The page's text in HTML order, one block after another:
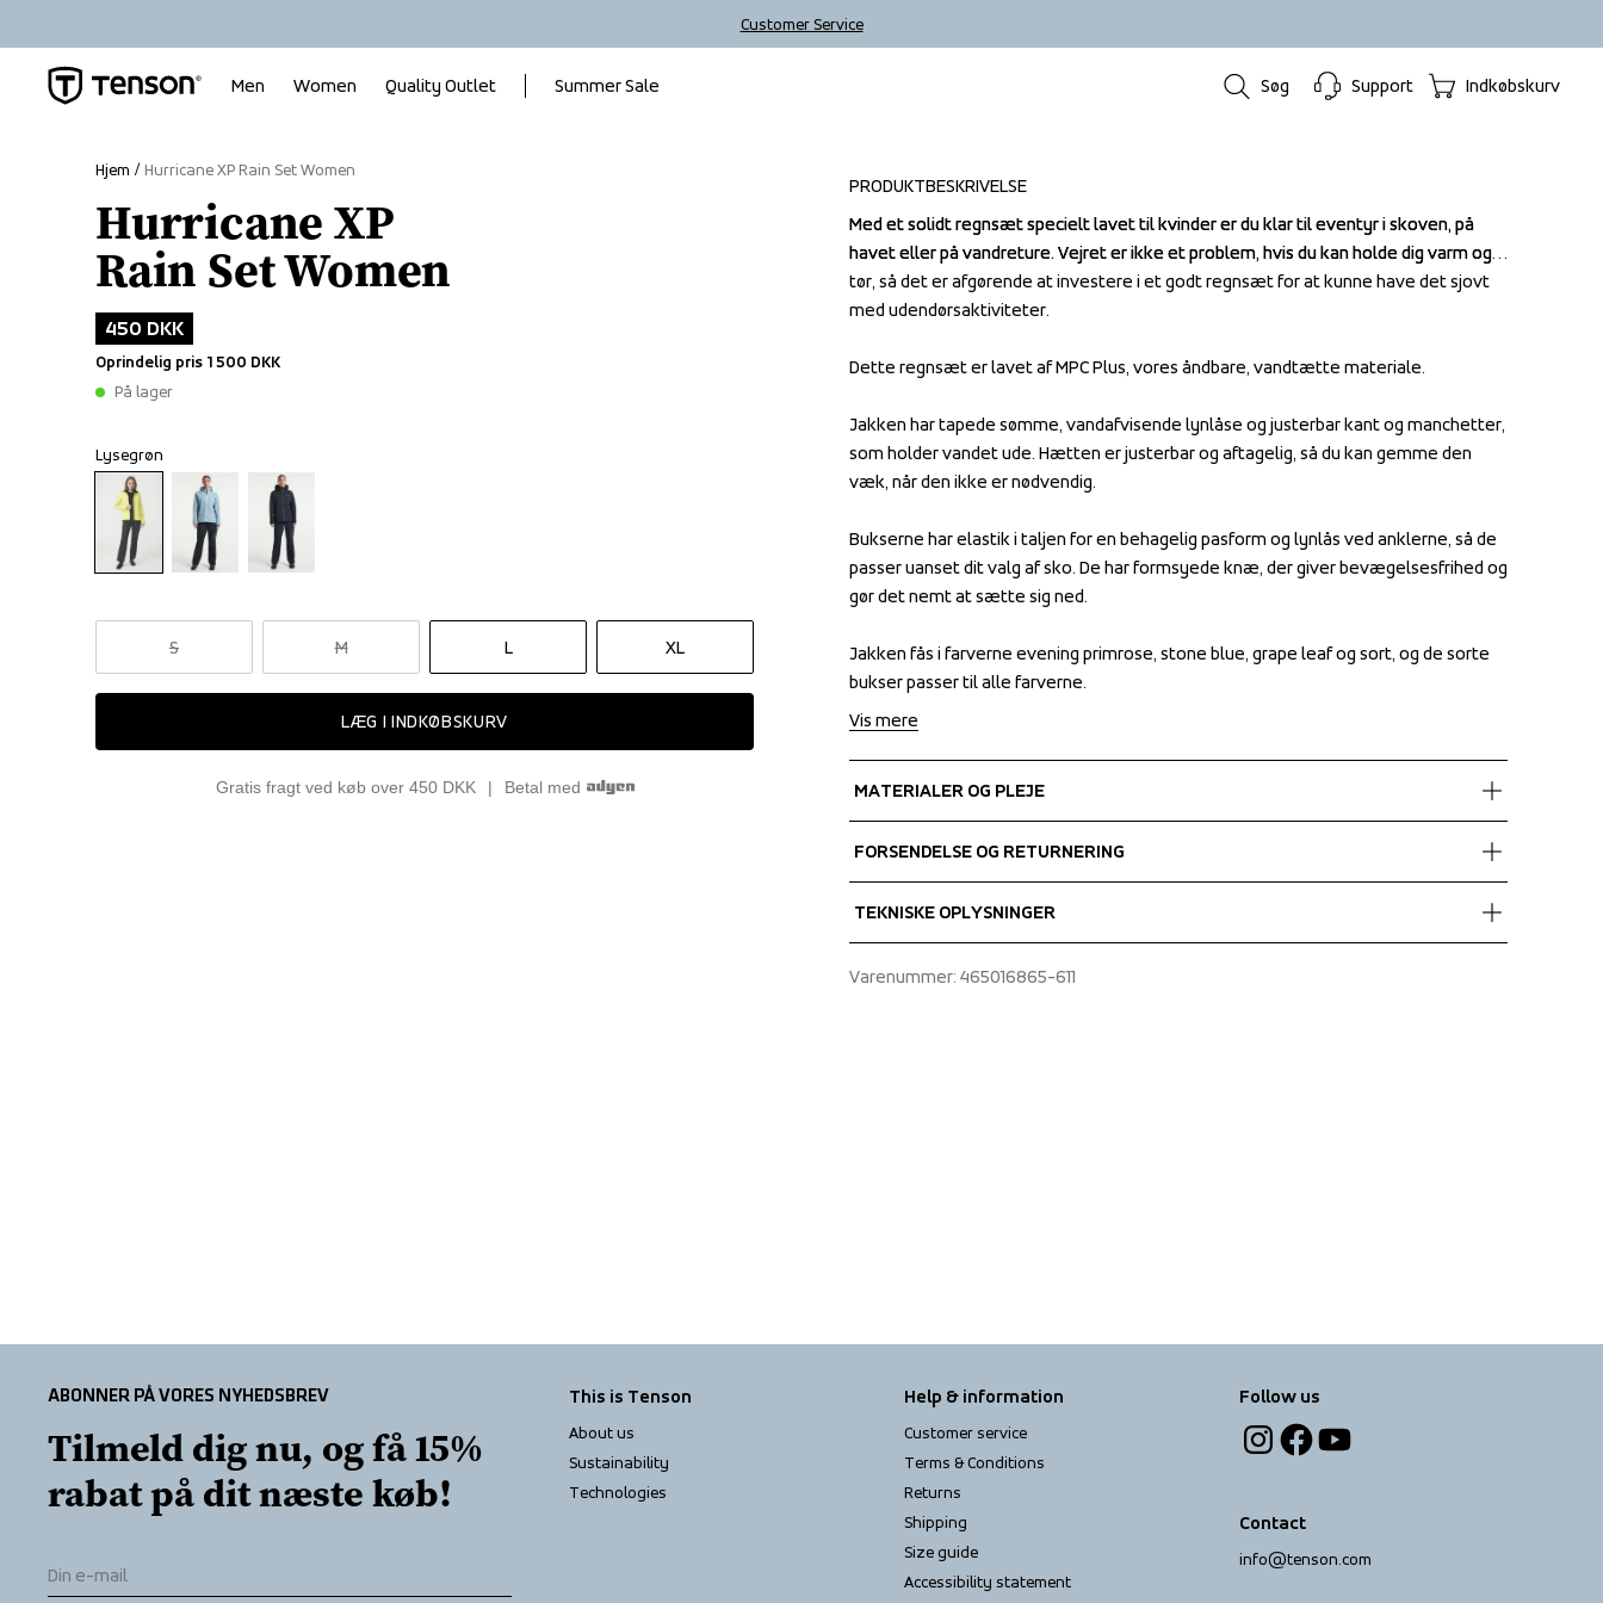
Customer Service
Men Women Quality Outlet Summer Sale Søg Support Indkøbskurv
Hjem Hurricane XP Rain Set Women
Hurricane XP
Rain Set Women
450 DKK
Oprindelig pris 1 500 DKK
På lager
Lysegrøn
S M L XL
LÆG I INDKØBSKURV
Gratis fragt ved køb over 450 DKK Betal med
PRODUKTBESKRIVELSE
Med et solidt regnsæt specielt lavet til kvinder er du klar til eventyr i skoven, på
havet eller på vandreture. Vejret er ikke et problem, hvis du kan holde dig varm og
tør, så det er afgørende at investere i et godt regnsæt for at kunne have det sjovt
med udendørsaktiviteter.
Dette regnsæt er lavet af MPC Plus, vores åndbare, vandtætte materiale.
Jakken har tapede sømme, vandafvisende lynlåse og justerbar kant og manchetter,
som holder vandet ude. Hætten er justerbar og aftagelig, så du kan gemme den
væk, når den ikke er nødvendig.
Bukserne har elastik i taljen for en behagelig pasform og lynlås ved anklerne, så de
passer uanset dit valg af sko. De har formsyede knæ, der giver bevægelsesfrihed og
gør det nemt at sætte sig ned.
Jakken fås i farverne evening primrose, stone blue, grape leaf og sort, og de sorte
bukser passer til alle farverne.
Med et solidt regnsæt specielt lavet til kvinder er du klar til eventyr i skoven, på
havet eller på vandreture. Vejret er ikke et problem, hvis du kan holde dig varm og
tør, så det er afgørende at investere i et godt regnsæt for at kunne have det sjovt
med udendørsaktiviteter.
Dette regnsæt er lavet af MPC Plus, vores åndbare, vandtætte materiale.
Jakken har tapede sømme, vandafvisende lynlåse og justerbar kant og manchetter,
som holder vandet ude. Hætten er justerbar og aftagelig, så du kan gemme den
væk, når den ikke er nødvendig.
Bukserne har elastik i taljen for en behagelig pasform og lynlås ved anklerne, så de
passer uanset dit valg af sko. De har formsyede knæ, der giver bevægelsesfrihed og
gør det nemt at sætte sig ned.
Jakken fås i farverne evening primrose, stone blue, grape leaf og sort, og de sorte
bukser passer til alle farverne.
Vis mere
MATERIALER OG PLEJE
Shell fabric 1
Lining
100% Polyester
FORSENDELSE OG RETURNERING
TEKNISKE OPLYSNINGER
Adjustable cuffs
Varenummer: 465016865-611
ABONNER PÅ VORES NYHEDSBREV
Tilmeld dig nu, og få 15%
rabat på dit næste køb!
This is Tenson
About us
Sustainability
Technologies
Help & information
Customer service
Terms & Conditions
Returns
Shipping
Size guide
Accessibility statement
Follow us
Contact
info@tenson.com